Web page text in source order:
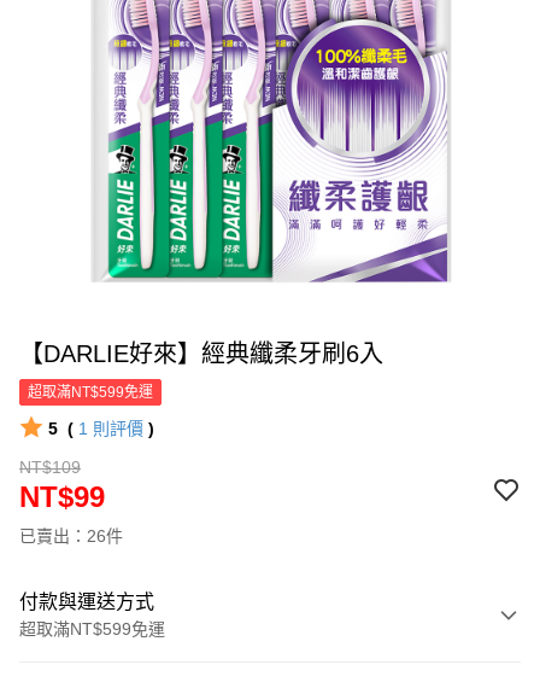
【DARLIE好來】經典纖柔牙刷6入
超取滿NT$599免運
5 ( 1 則評價 )
NT$109
NT$99
已賣出：26件
付款與運送方式
超取滿NT$599免運